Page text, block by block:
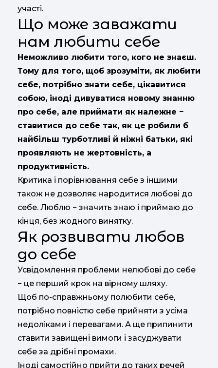
участі.
Що може заважати
нам любити себе
Неможливо любити того, кого не знаєш.
Тому для того, щоб зрозуміти, як любити
себе, потрібно знати себе, цікавитися
собою, іноді дивуватися новому знанню
про себе, але приймати як належне −
ставитися до себе так, як це робили б
найбільш турботливі й ніжні батьки, які
проявляють не жертовність, а
продуктивність.
Критика і порівнювання себе з іншими
також не дозволяє народитися любові до
себе. Люблю − значить знаю і приймаю до
кінця, без жодного винятку.
Як розвивати любов
до себе
Усвідомлення проблеми нелюбові до себе
− це перший крок на вірному шляху.
Щоб по-справжньому полюбити себе,
потрібно повністю себе прийняти з усіма
недоліками і перевагами. А ще припинити
ставити завищені вимоги і засуджувати
себе за дрібні промахи.
Іноді самостійно прийти до таких речей